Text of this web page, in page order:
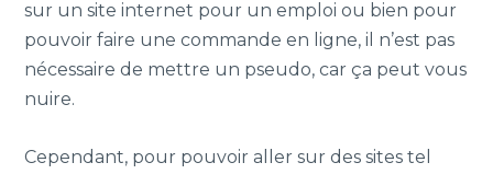
sur un site internet pour un emploi ou bien pour
pouvoir faire une commande en ligne, il n’est pas
nécessaire de mettre un pseudo, car ça peut vous
nuire.
Cependant, pour pouvoir aller sur des sites tel